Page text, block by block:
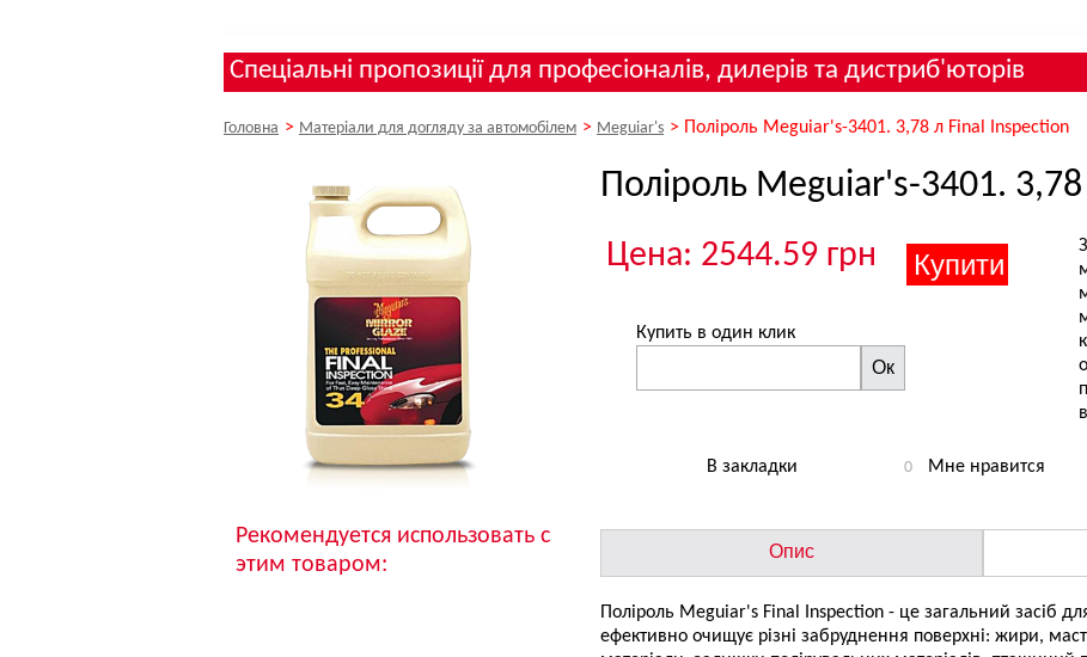
Спеціальні пропозиції для професіоналів, дилерів та дистриб'юторів
Головна > Матеріали для догляду за автомобілем > Meguiar's > Поліроль Meguiar's-3401. 3,78 л Final Inspection
Рекомендуется использовать с
этим товаром:
Поліроль Meguiar's-3401.
Цена: 2544.59 грн
Купить в один клик
Ок
В закладки 0 Мне нравится
Опис
Поліроль Meguiar's Final Inspection - це загальний засіб
ефективно очищує різні забруднення поверхні: жири,